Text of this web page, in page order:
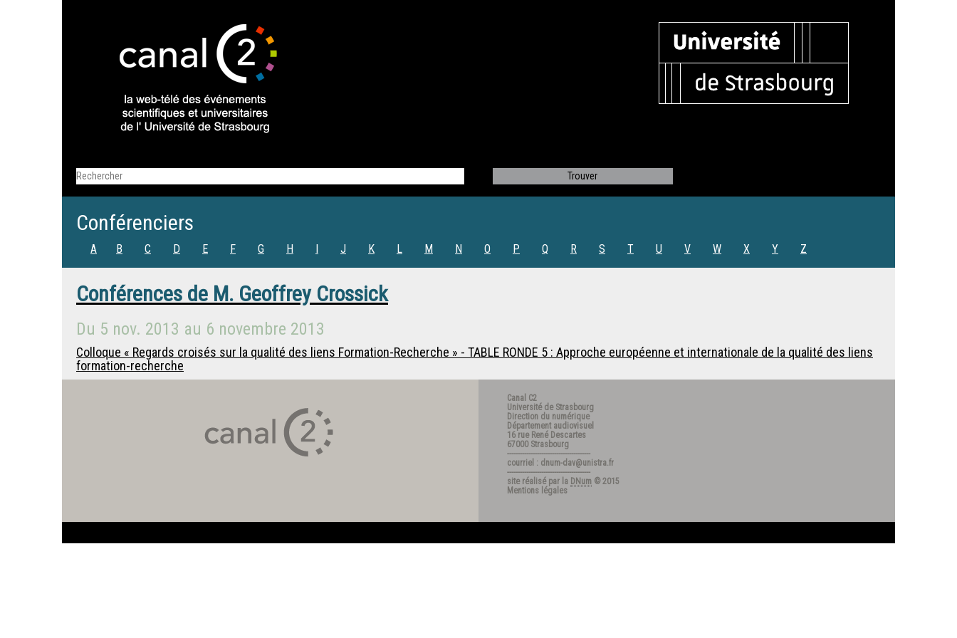
Conférenciers
A B C D E F G H I J K L M N O P Q R S T U V W X Y Z
Conférences de M. Geoffrey Crossick
Du 5 nov. 2013 au 6 novembre 2013
Colloque « Regards croisés sur la qualité des liens Formation-Recherche » - TABLE RONDE 5 : Approche européenne et internationale de la qualité des liens
formation-recherche
Canal C2
Université de Strasbourg
Direction du numérique
Département audiovisuel
16 rue René Descartes
67000 Strasbourg
---------------------------------------
courriel : dnum-dav@unistra.fr
---------------------------------------
site réalisé par la DNum © 2015
Mentions légales